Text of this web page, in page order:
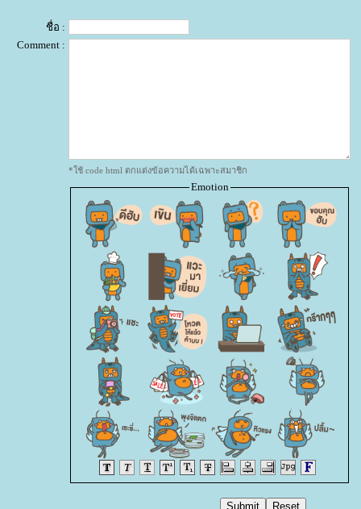
ชื่อ :
Comment :
*ใช้ code html ตกแต่งข้อความได้เฉพาะสมาชิก
Emotion